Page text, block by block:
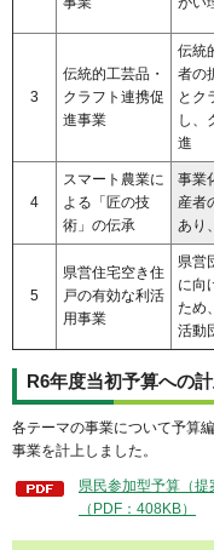
3
伝統的工芸品・
クラフト連携促
進事業
伝統
者の
とク
し、
進
4
スマート農業に
よる「匠の技
術」の伝承
事業
産者
あり
5
県営住宅空き住
戸の有効な利活
用事業
県営
に向
ため
活動
R6年度当初予算への
各テーマの事業について予算
事業を計上しました。
県民参加型予算（
（PDF：408KB）